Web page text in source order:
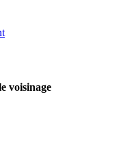
voisinage